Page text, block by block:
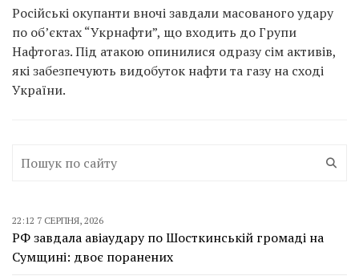
Російські окупанти вночі завдали масованого удару
по об’єктах “Укрнафти”, що входить до Групи
Нафтогаз. Під атакою опинилися одразу сім активів,
які забезпечують видобуток нафти та газу на сході
України.
22:12 7 СЕРПНЯ, 2026
РФ завдала авіаудару по Шосткинській громаді на
Сумщині: двоє поранених